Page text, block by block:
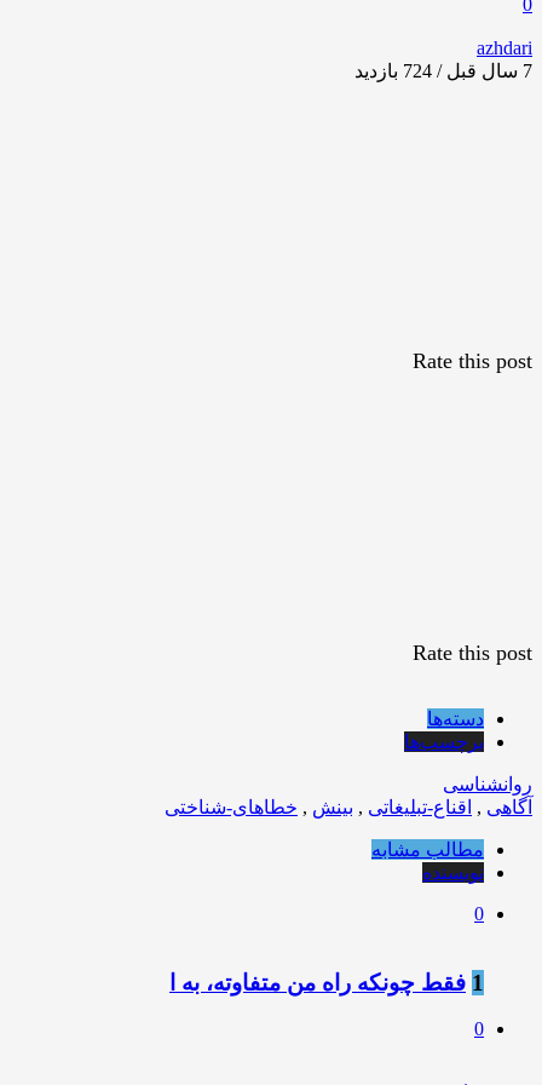
azhdari
7 سال قبل / 724
بازدید
Rate this post
Rate this post
دسته‌ها
برچسب‌ها
روانشناسی
آگاهی , اقناع-تبلیغاتی , بینش , خطاهای-شناختی
مطالب مشابه
نویسنده
0
1 فقط چونکه راه من متفاوته، به ا
0